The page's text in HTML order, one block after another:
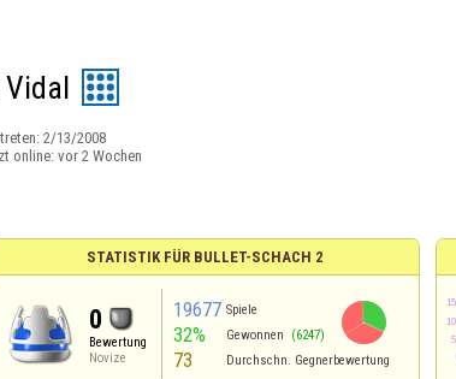
Vidal
2/13/2008
online: vor 2 Wochen
STATISTIK FÜR BULLET-SCHACH 2
0
Bewertung
Novize
19677 Spiele
32% Gewonnen (6247)
73 Durchschn. Gegnerbewertung